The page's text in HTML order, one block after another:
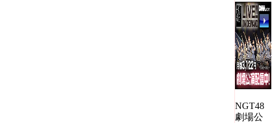
NGT48
劇場公